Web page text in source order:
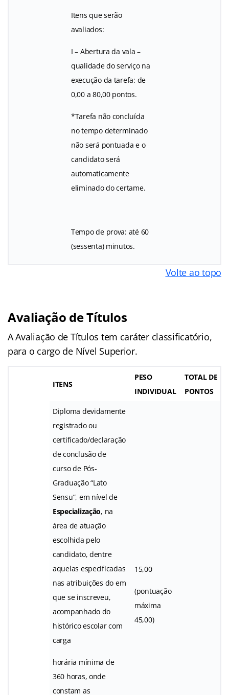
Itens que serão
avaliados:
I – Abertura da vala –
qualidade do serviço na
execução da tarefa: de
0,00 a 80,00 pontos.
*Tarefa não concluída
no tempo determinado
não será pontuada e o
candidato será
automaticamente
eliminado do certame.
Tempo de prova: até 60
(sessenta) minutos.
Volte ao topo
Avaliação de Títulos
A Avaliação de Títulos tem caráter classificatório,
para o cargo de Nível Superior.
ITENS
PESO
INDIVIDUAL
TOTAL DE
PONTOS
Diploma devidamente
registrado ou
certificado/declaração
de conclusão de
curso de Pós-
Graduação “Lato
Sensu”, em nível de
Especialização, na
área de atuação
escolhida pelo
candidato, dentre
aquelas especificadas
nas atribuições do em
que se inscreveu,
acompanhado do
histórico escolar com
carga
horária mínima de
360 horas, onde
constam as
15,00
(pontuação
máxima
45,00)